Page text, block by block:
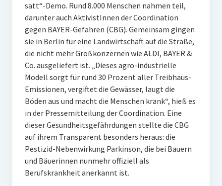
satt“-Demo. Rund 8.000 Menschen nahmen teil,
darunter auch AktivistInnen der Coordination
gegen BAYER-Gefahren (CBG). Gemeinsam gingen
sie in Berlin für eine Landwirtschaft auf die Straße,
die nicht mehr Großkonzernen wie ALDI, BAYER &
Co. ausgeliefert ist. „Dieses agro-industrielle
Modell sorgt für rund 30 Prozent aller Treibhaus-
Emissionen, vergiftet die Gewässer, laugt die
Böden aus und macht die Menschen krank“, hieß es
in der Pressemitteilung der Coordination. Eine
dieser Gesundheitsgefährdungen stellte die CBG
auf ihrem Transparent besonders heraus: die
Pestizid-Nebenwirkung Parkinson, die bei Bauern
und Bäuerinnen nunmehr offiziell als
Berufskrankheit anerkannt ist.